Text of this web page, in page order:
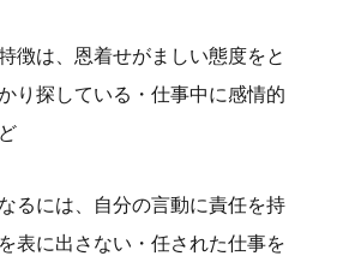
徴は、恩着せがましい態度をと
り探している・仕事中に感情的
るには、自分の言動に責任を持
表に出さない・任された仕事を